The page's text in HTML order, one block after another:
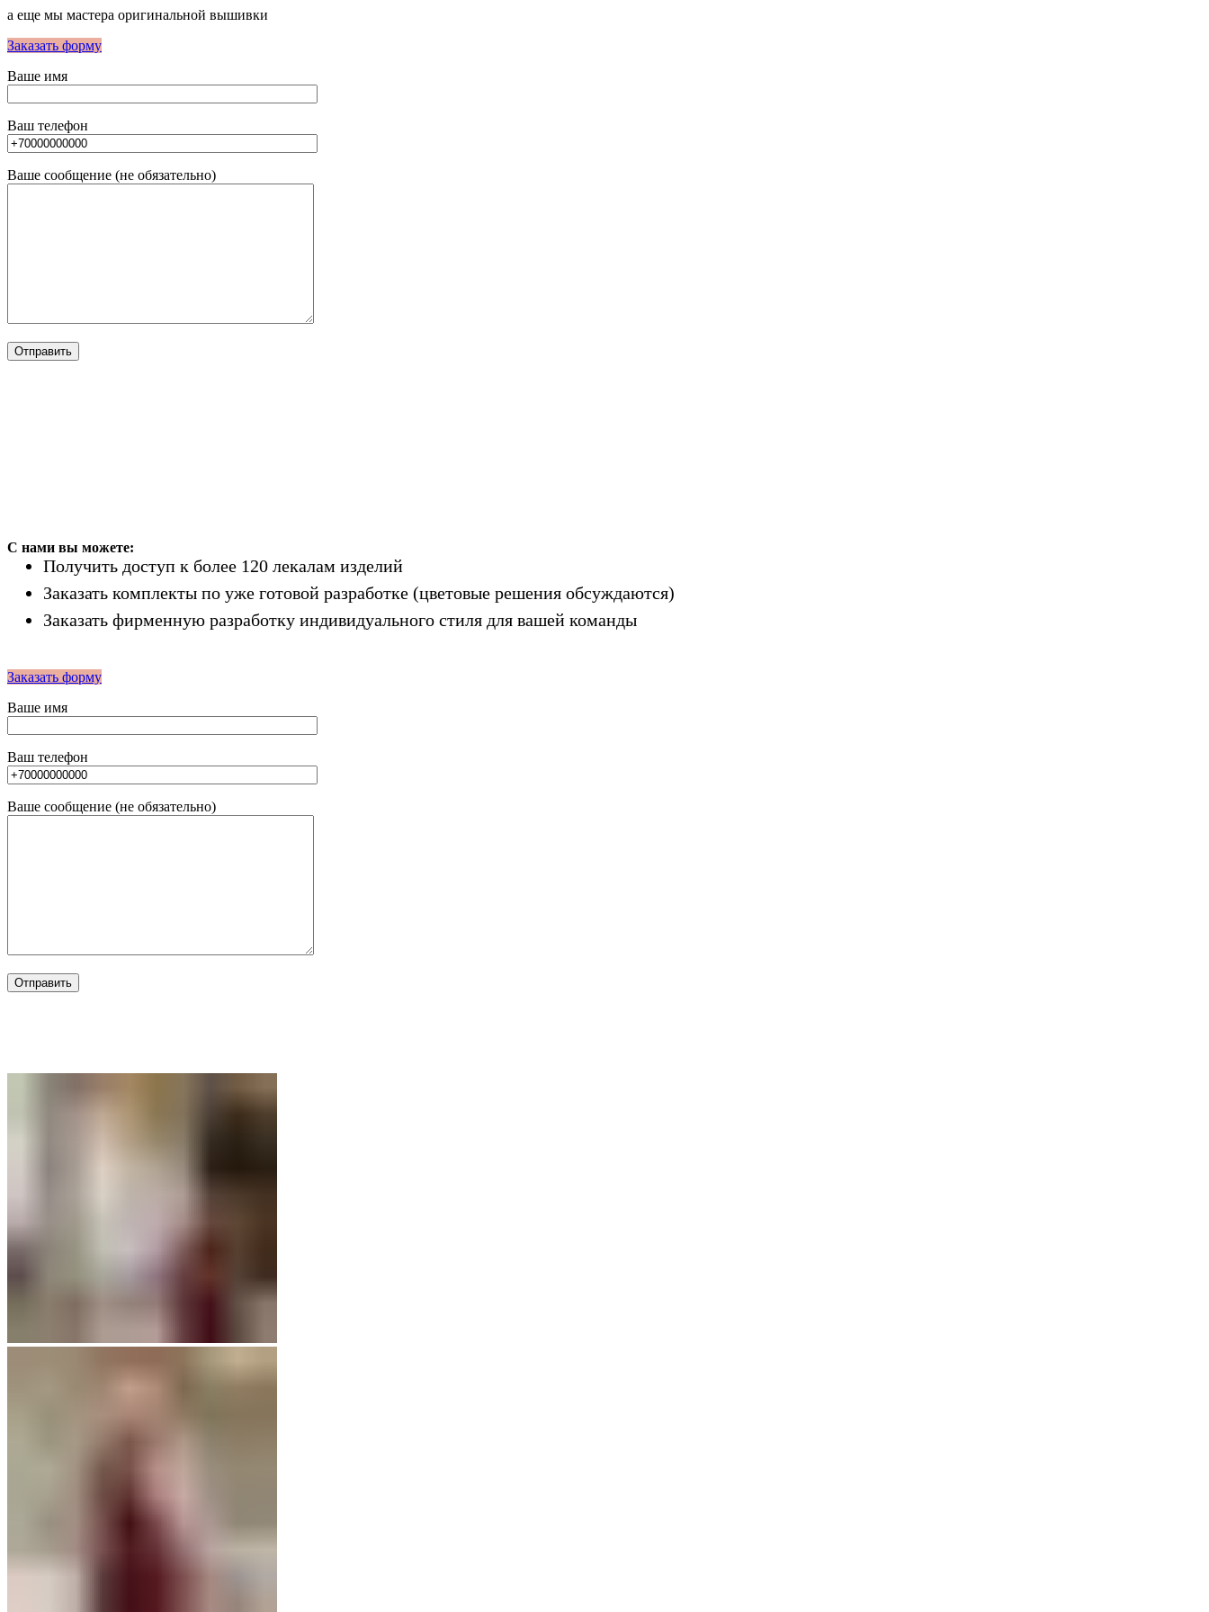
а еще мы мастера оригинальной вышивки
Заказать форму
Ваше имя
Ваш телефон
Ваше сообщение (не обязательно)
С нами вы можете:
Получить доступ к более 120 лекалам изделий
Заказать комплекты по уже готовой разработке (цветовые решения обсуждаются)
Заказать фирменную разработку индивидуального стиля для вашей команды
Заказать форму
Ваше имя
Ваш телефон
Ваше сообщение (не обязательно)